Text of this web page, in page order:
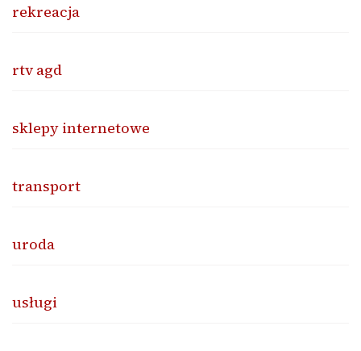
rekreacja
rtv agd
sklepy internetowe
transport
uroda
usługi